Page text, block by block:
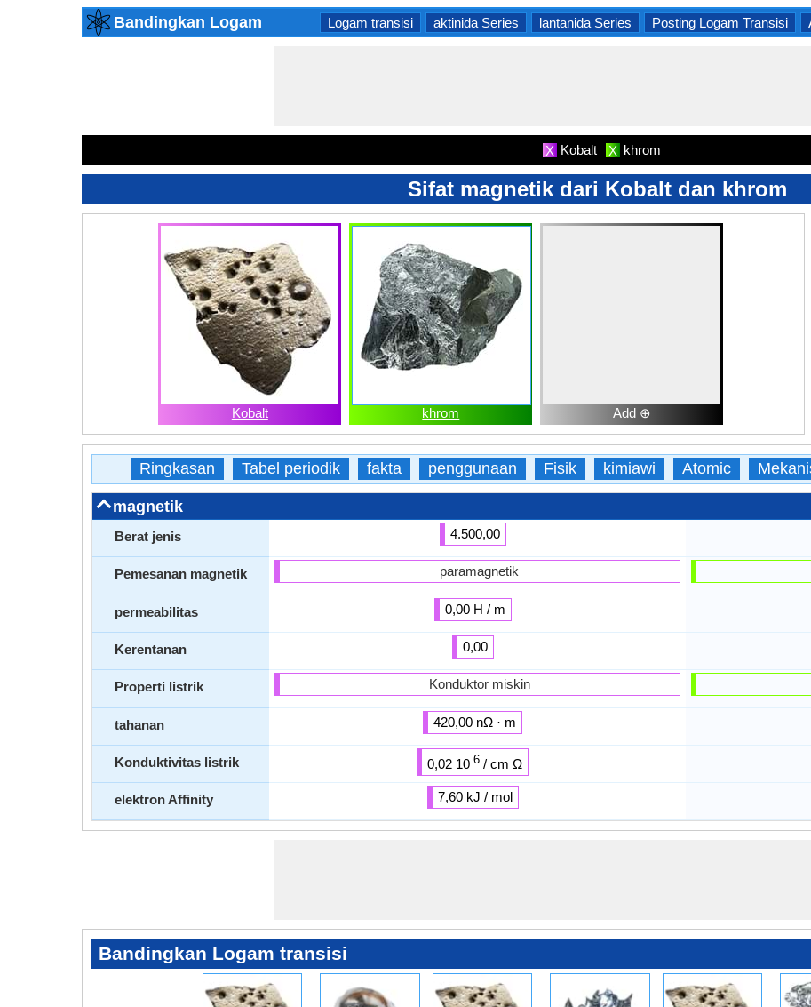
Bandingkan Logam Logam transisi aktinida Series lantanida Series Posting Logam Transisi
X Kobalt X khrom
Sifat magnetik dari Kobalt dan khrom
Kobalt khrom Add ⊕
Ringkasan Tabel periodik fakta penggunaan Fisik kimiawi Atomic
magnetik
Berat jenis
Pemesanan magnetik
permeabilitas
Kerentanan
Properti listrik
tahanan
Konduktivitas listrik
elektron Affinity
4.500,00
paramagnetik
0,00 H / m
0,00
Konduktor miskin
420,00 nΩ · m
0,02 106 / cm Ω
7,60 kJ / mol
Bandingkan Logam transisi